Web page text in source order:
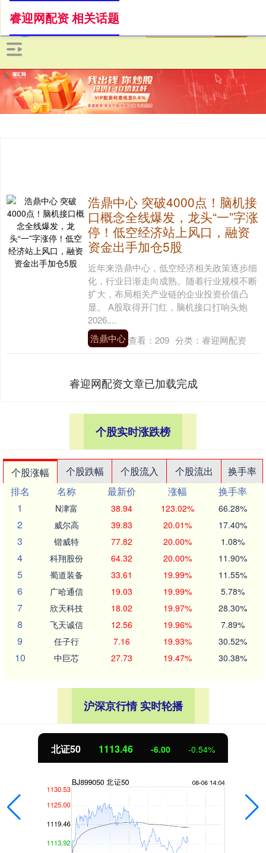
睿迎网配资 相关话题
浩鼎中心 突破4000点！脑机接
口概念全线爆发，龙头“一”字涨
停！低空经济站上风口，融资
资金出手加仓5股
近年来浩鼎中心，低空经济相关政策逐步细
化，行业日渐走向成熟。随着行业规模不断
扩大，布局相关产业链的企业投资价值凸
显。 A股取得开门红，脑机接口打响头炮
2026....
浩鼎中心查看： 209 分类： 睿迎网配资
睿迎网配资文章已加载完成
个股实时涨跌榜
个股涨幅 个股跌幅 个股流入 个股流出
换手率
排名
名称 最新价 涨幅
换手率
1
N津富 38.94 123.02% 66.28%
2 威尔高 39.83 20.01% 17.40%
3 锴威特 77.82 20.00% 1.08%
4 科翔股份 64.32 20.00% 11.90%
5 蜀道装备 33.61 19.99% 11.55%
6 广哈通信 19.03 19.99% 5.78%
7 欣天科技 18.02 19.97% 28.30%
8 飞天诚信 12.56 19.96% 7.89%
9 任子行 7.16 19.93% 30.52%
10 中巨芯 27.73 19.47% 30.38%
沪深京行情 实时轮播
北证50 1113.46 -6.00 -0.54%